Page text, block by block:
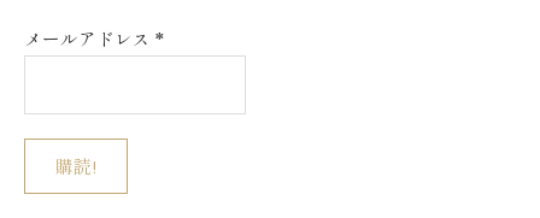
メールアドレス *